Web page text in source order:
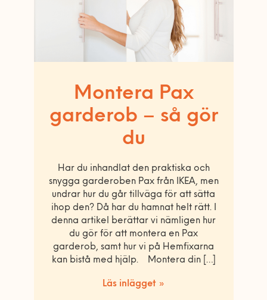
Montera Pax
garderob – så gör
du
Har du inhandlat den praktiska och
snygga garderoben Pax från IKEA, men
undrar hur du går tillväga för att sätta
ihop den? Då har du hamnat helt rätt. I
denna artikel berättar vi nämligen hur
du gör för att montera en Pax
garderob, samt hur vi på Hemfixarna
kan bistå med hjälp. Montera din […]
Läs inlägget »